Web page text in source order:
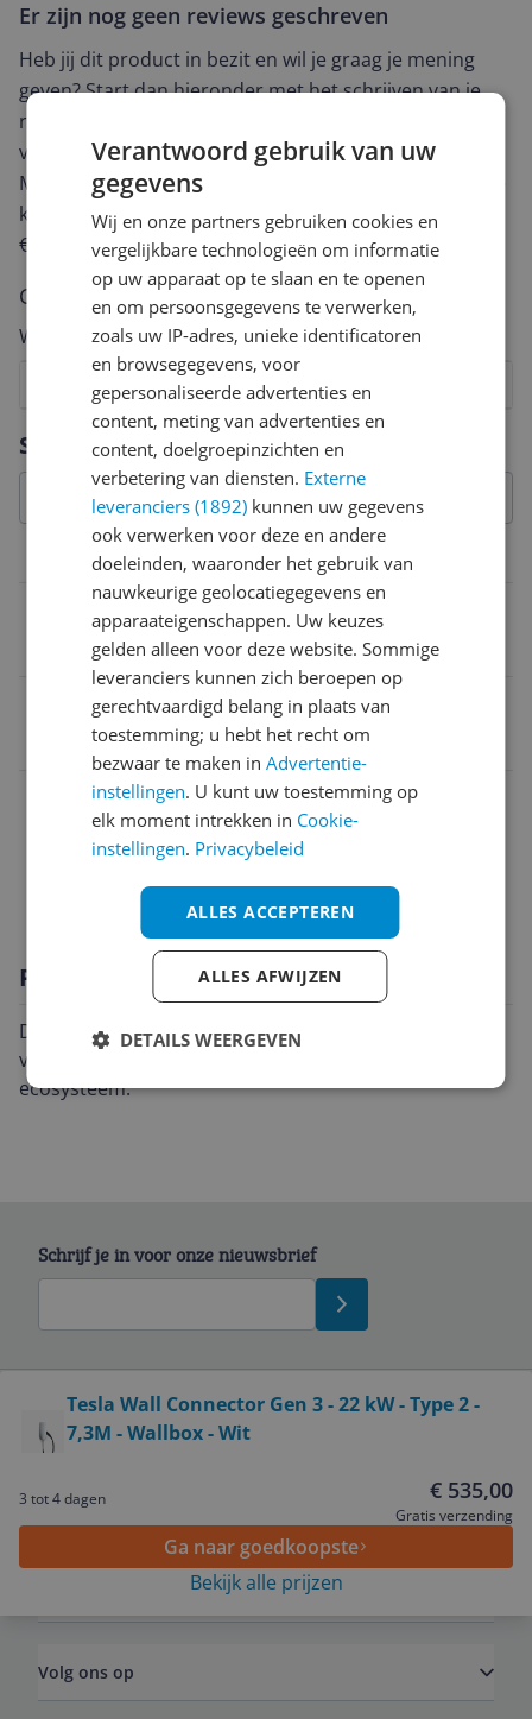
Specificaties
Toepasbaarheid
Gebruik in type voertuig
Universeel
8720844016310
Overige kenmerken
Productinformatie
Technische specificaties
Productomschrijving
De bekende thuislader van Tesla. Ondersteunt alle
vermogens en integreert uitstekend in het Tesla
ecosysteem.
Er zijn nog geen reviews geschreven
Heb jij dit product in bezit en wil je graag je mening
geven? Start dan hieronder met het schrijven van je
review. Afhankelijk van de details duurt het schrijven
van een review gemiddeld tussen de 3 en 10 minuten.
Met jouw mening help je andere bezoekers een betere
keuze te maken én maak je iedere maand kans op
€250,-!
Klik hier voor de actievoorwaarden.
Cijfer
Welk cijfer geef jij dit product?
7
6
5
4
3
2
Vraag 1 van 4
Tesla Wall Connector Gen 3 - 22 kW - Type 2 -
7,3M - Wallbox - Wit
3 tot 4 dagen € 535,00
Gratis verzending
Ga naar goedkoopste
Bekijk alle prijzen
Schrijf je in voor onze nieuwsbrief
Service
Algemeen
Volg ons op
Verantwoord gebruik van uw
gegevens
Wij en onze partners gebruiken cookies en
vergelijkbare technologieën om informatie
op uw apparaat op te slaan en te openen
en om persoonsgegevens te verwerken,
zoals uw IP-adres, unieke identificatoren
en browsegegevens, voor
gepersonaliseerde advertenties en
content, meting van advertenties en
content, doelgroepinzichten en
verbetering van diensten. Externe
leveranciers (1892) kunnen uw gegevens
ook verwerken voor deze en andere
doeleinden, waaronder het gebruik van
nauwkeurige geolocatiegegevens en
apparaateigenschappen. Uw keuzes
gelden alleen voor deze website. Sommige
leveranciers kunnen zich beroepen op
gerechtvaardigd belang in plaats van
toestemming; u hebt het recht om
bezwaar te maken inAdvertentie-
instellingen. U kunt uw toestemming op
elk moment intrekken in Cookie-
instellingen. Privacybeleid
ALLES ACCEPTEREN
ALLES AFWIJZEN
DETAILS WEERGEVEN